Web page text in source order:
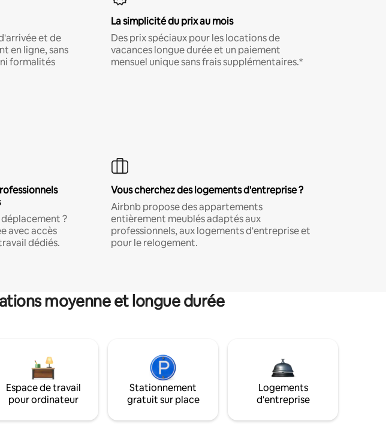
et de
en ligne, sans
formalités
La simplicité du prix au mois
Des prix spéciaux pour les locations de
vacances longue durée et un paiement
mensuel unique sans frais supplémentaires.*
?
avec accès
dédiés.
Vous cherchez des logements d'entreprise ?
Airbnb propose des appartements
entièrement meublés adaptés aux
professionnels, aux logements d'entreprise et
pour le relogement.
moyenne et longue durée
Espace de travail
pour ordinateur
Stationnement
gratuit sur place
Logements
d'entreprise